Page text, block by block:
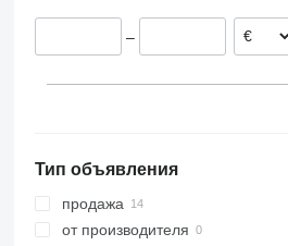
Австрия
–
Тип объявления
продажа
от производителя